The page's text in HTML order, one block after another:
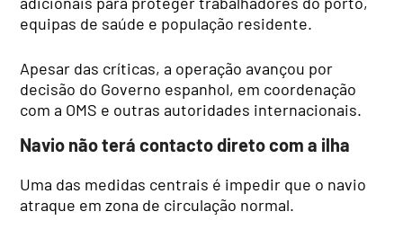
equipas de saúde e população residente.
Apesar das críticas, a operação avançou por
decisão do Governo espanhol, em coordenação
com a OMS e outras autoridades internacionais.
Navio não terá contacto direto com a ilha
Uma das medidas centrais é impedir que o navio
atraque em zona de circulação normal.